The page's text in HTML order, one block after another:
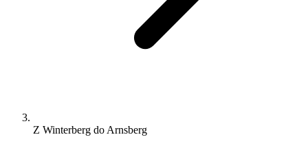
Z Winterberg do Arnsberg